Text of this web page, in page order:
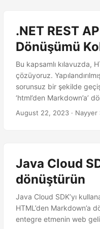
.NET REST
Dönüşümü
Bu kapsamlı kılavuzda,
çözüyoruz.
sorunsuz bir şekilde
‘html’den Markdown’a’
yapısına uyum sağlarken
August 22, 2023 · Nayyer
Java Cloud
dönüştürün
Java Cloud SDK’yı
HTML’den Markdown’a
entegre etmenin web